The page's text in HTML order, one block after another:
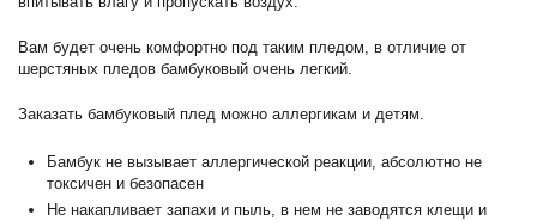
Вам будет очень комфортно под таким пледом, в отличие от
шерстяных пледов бамбуковый очень легкий.
Заказать бамбуковый плед можно аллергикам и детям.
Бамбук не вызывает аллергической реакции, абсолютно не
токсичен и безопасен
Не накапливает запахи и пыль, в нем не заводятся клещи и